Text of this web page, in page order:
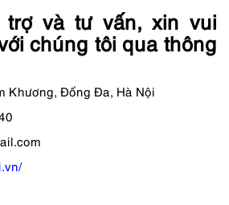
và tư vấn, xin vui
chúng tôi qua thông
Khương, Đống Đa, Hà Nội